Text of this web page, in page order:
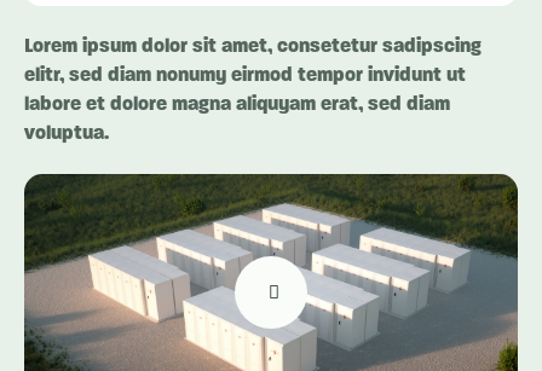
Lorem ipsum dolor sit amet, consetetur sadipscing
elitr, sed diam nonumy eirmod tempor invidunt ut
labore et dolore magna aliquyam erat, sed diam
voluptua.